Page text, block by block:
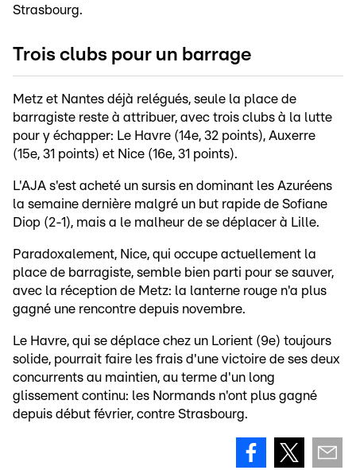
Strasbourg.
Trois clubs pour un barrage
Metz et Nantes déjà relégués, seule la place de
barragiste reste à attribuer, avec trois clubs à la lutte
pour y échapper: Le Havre (14e, 32 points), Auxerre
(15e, 31 points) et Nice (16e, 31 points).
L'AJA s'est acheté un sursis en dominant les Azuréens
la semaine dernière malgré un but rapide de Sofiane
Diop (2-1), mais a le malheur de se déplacer à Lille.
Paradoxalement, Nice, qui occupe actuellement la
place de barragiste, semble bien parti pour se sauver,
avec la réception de Metz: la lanterne rouge n'a plus
gagné une rencontre depuis novembre.
Le Havre, qui se déplace chez un Lorient (9e) toujours
solide, pourrait faire les frais d'une victoire de ses deux
concurrents au maintien, au terme d'un long
glissement continu: les Normands n'ont plus gagné
depuis début février, contre Strasbourg.